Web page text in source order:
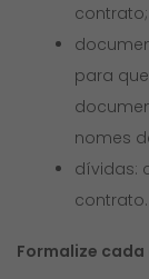
contrato;
para
nomes
dívidas:
contrato.
Formalize